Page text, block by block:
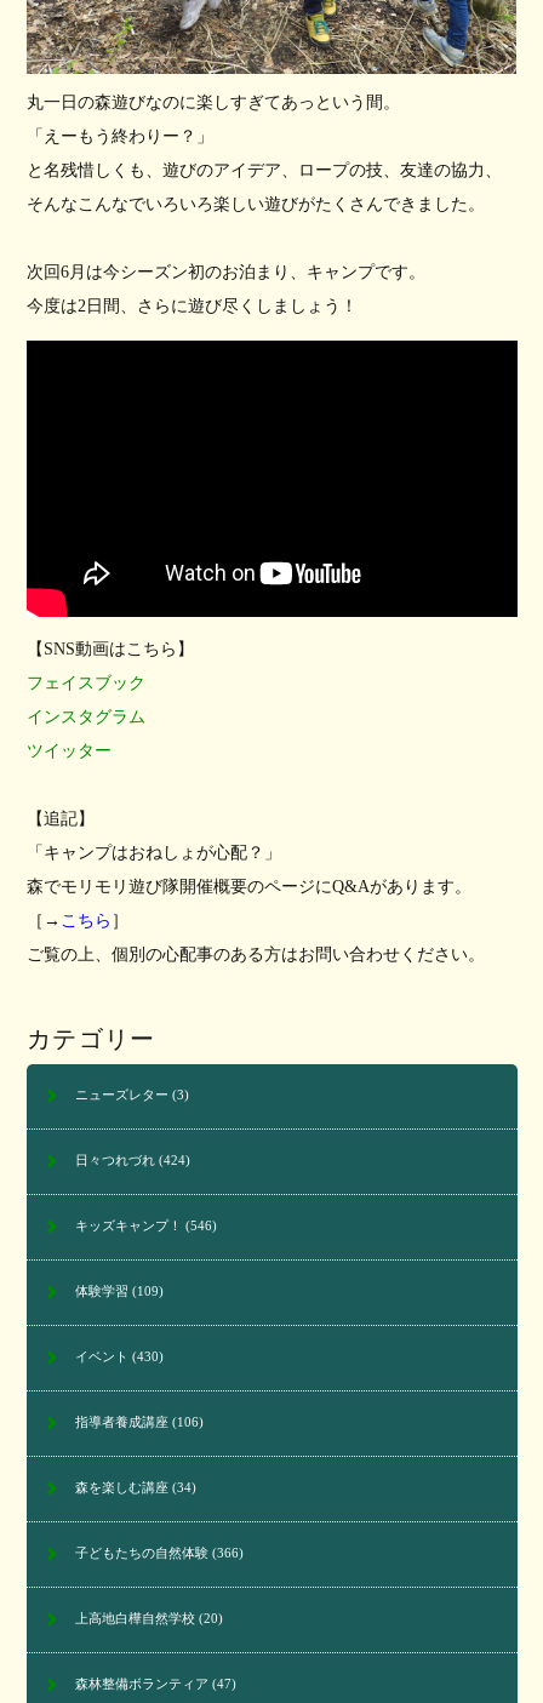
丸一日の森遊びなのに楽しすぎてあっという間。
「えーもう終わりー？」
と名残惜しくも、遊びのアイデア、ロープの技、友達の協力、
そんなこんなでいろいろ楽しい遊びがたくさんできました。
次回6月は今シーズン初のお泊まり、キャンプです。
今度は2日間、さらに遊び尽くしましょう！
【SNS動画はこちら】
フェイスブック
インスタグラム
ツイッター
【追記】
「キャンプはおねしょが心配？」
森でモリモリ遊び隊開催概要のページにQ&Aがあります。
［→ こちら ］
ご覧の上、個別の心配事のある方はお問い合わせください。
カテゴリー
ニューズレター (3)
日々つれづれ(424)
キッズキャンプ！ (546)
体験学習 (109)
イベント (430)
指導者養成講座(106)
森を楽しむ講座(34)
子どもたちの自然体験(366)
上高地白樺自然学校(20)
森林整備ボランティア (47)